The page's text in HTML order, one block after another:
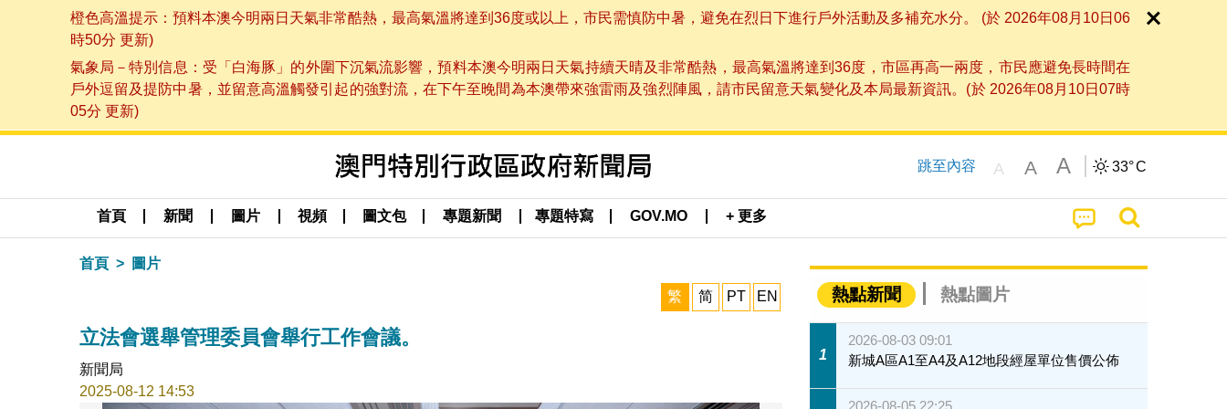
橙色高溫提示：預料本澳今明兩日天氣非常酷熱，最高氣溫將達到36度或以上，市民需慎防中暑，避免在烈日下進行戶外活動及多補充水分。 (於 2026年08月10日06
時50分 更新)
氣象局－特別信息：受「白海豚」的外圍下沉氣流影響，預料本澳今明兩日天氣持續天晴及非常酷熱，最高氣溫將達到36度，市區再高一兩度，市民應避免長時間在
戶外逗留及提防中暑，並留意高溫觸發引起的強對流，在下午至晚間為本澳帶來強雷雨及強烈陣風，請市民留意天氣變化及本局最新資訊。(於 2026年08月10日07時
05分 更新)
跳至內容 A A A 33°C
首頁 新聞 圖片 視頻 圖文包 專題新聞 專題特寫 GOV.MO + 更多
首頁 圖片
繁 简 PT EN
立法會選舉管理委員會舉行工作會議。
新聞局
2025-08-12 14:53
熱點新聞 熱點圖片
1
2026-08-03 09:01
新城A區A1至A4及A12地段經屋單位售價公佈
2026-08-05 22:25